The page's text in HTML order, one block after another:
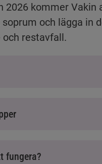
2026 kommer Vakin
och lägga in
restavfall.
fungera?